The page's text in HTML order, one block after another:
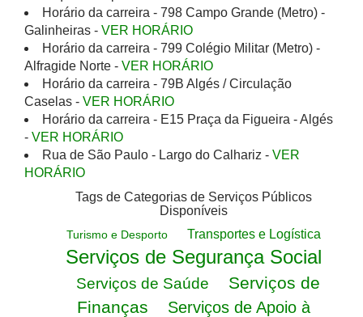
Horário da carreira - 798 Campo Grande (Metro) -
Galinheiras - VER HORÁRIO
Horário da carreira - 799 Colégio Militar (Metro) -
Alfragide Norte - VER HORÁRIO
Horário da carreira - 79B Algés / Circulação
Caselas - VER HORÁRIO
Horário da carreira - E15 Praça da Figueira - Algés
- VER HORÁRIO
Rua de São Paulo - Largo do Calhariz - VER
HORÁRIO
Tags de Categorias de Serviços Públicos
Disponíveis
Turismo e Desporto Transportes e Logística
Serviços de Segurança Social
Serviços de Saúde
Serviços de
Finanças
Serviços de Apoio à